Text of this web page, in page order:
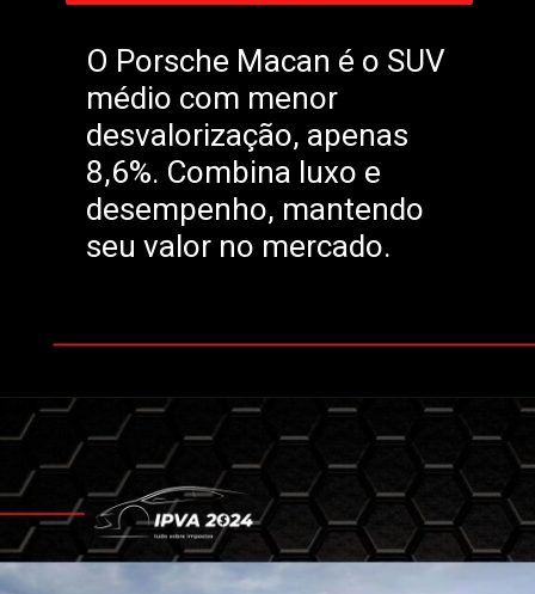
O Porsche Macan é o SUV
médio com menor
desvalorização, apenas
8,6%. Combina luxo e
desempenho, mantendo
seu valor no mercado.